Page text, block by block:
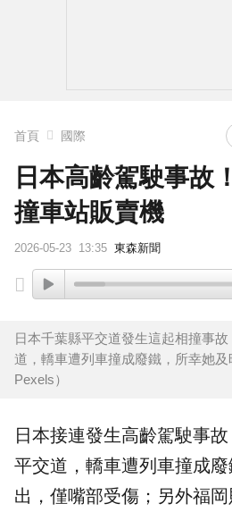
首頁 國際
日本高齡駕駛事故
撞車站販賣機
2026-05-23 13:35 東森新聞
日本千葉縣平交道發生這起相撞事
道，轎車遭列車撞成廢鐵，所幸她
Pexels）
日本接連發生高齡駕駛事故
平交道 ，轎車遭列車撞成
出，僅嘴部受傷；另外福岡